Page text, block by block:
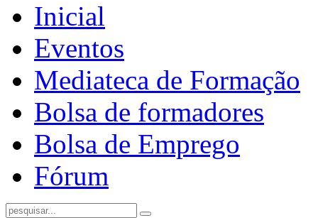
Inicial
Eventos
Mediateca de Formação
Bolsa de formadores
Bolsa de Emprego
Fórum